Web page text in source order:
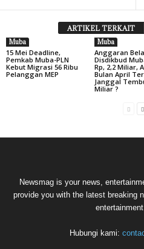
ARTIKEL TERKAIT
Muba
15 Mei Deadline,
Pemkab Muba-PLN
Kebut Migrasi 56 Ribu
Pelanggan MEP
Muba
Anggaran
Disdikbud
Rp, 2,2 Miliar,
Bulan April
Janggal
Miliar ?
Newsmag is your news,
provide you with the latest breaking
Hubungi kami: